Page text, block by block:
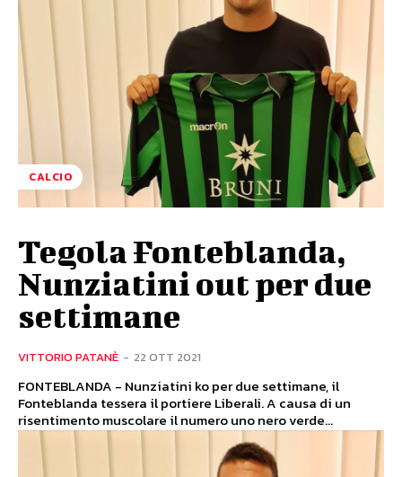
CALCIO
Tegola Fonteblanda,
Nunziatini out per due
settimane
VITTORIO PATANÈ - 22 OTT 2021
FONTEBLANDA - Nunziatini ko per due settimane, il
Fonteblanda tessera il portiere Liberali. A causa di un
risentimento muscolare il numero uno nero verde...